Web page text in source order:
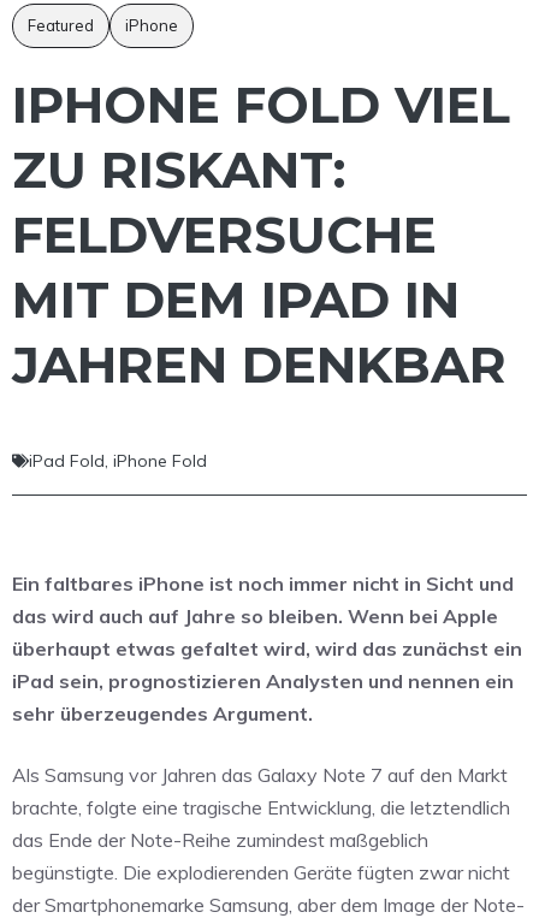
Featured iPhone
IPHONE FOLD VIEL
ZU RISKANT:
FELDVERSUCHE
MIT DEM IPAD IN
JAHREN DENKBAR
iPad Fold, iPhone Fold
Ein faltbares iPhone ist noch immer nicht in Sicht und
das wird auch auf Jahre so bleiben. Wenn bei Apple
überhaupt etwas gefaltet wird, wird das zunächst ein
iPad sein, prognostizieren Analysten und nennen ein
sehr überzeugendes Argument.
Als Samsung vor Jahren das Galaxy Note 7 auf den Markt
brachte, folgte eine tragische Entwicklung, die letztendlich
das Ende der Note-Reihe zumindest maßgeblich
begünstigte. Die explodierenden Geräte fügten zwar nicht
der Smartphonemarke Samsung, aber dem Image der Note-